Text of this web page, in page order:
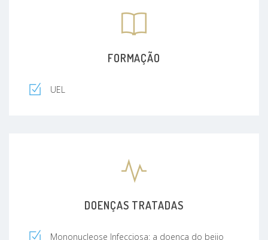
FORMAÇÃO
UEL
DOENÇAS TRATADAS
Mononucleose Infecciosa: a doença do beijo